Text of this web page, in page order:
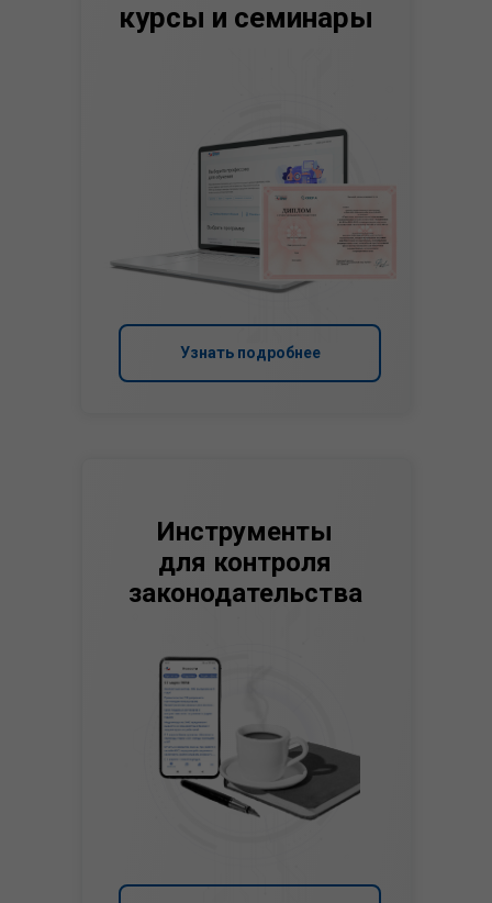
Инструменты
для контроля
законодательства
Узнать подробнее
курсы и семинары